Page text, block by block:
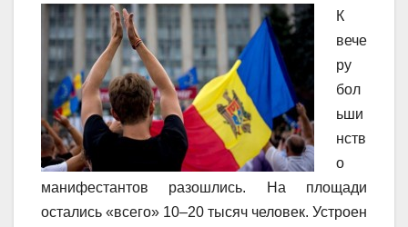
К
вече
ру
бол
ьши
нств
о
манифестантов разошлись. На площади
остались «всего» 10–20 тысяч человек. Устроен